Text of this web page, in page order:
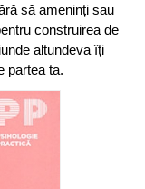
să ameninți sau
construirea de
altundeva îți
partea ta.